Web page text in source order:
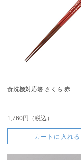
食洗機対応箸 さくら 赤
1,760円（税込）
カートに入れる